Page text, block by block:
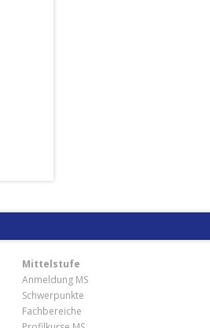
Mittelstufe
Anmeldung MS
Schwerpunkte
Fachbereiche